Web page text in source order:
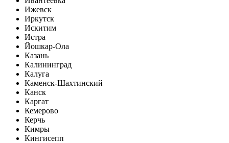
Ижевск
Иркутск
Искитим
Истра
Йошкар-Ола
Казань
Калининград
Калуга
Каменск-Шахтинский
Канск
Каргат
Кемерово
Керчь
Кимры
Кингисепп